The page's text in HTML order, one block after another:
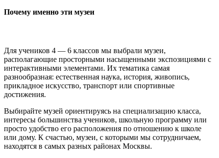
Почему именно эти музеи
Для учеников 4 — 6 классов мы выбрали музеи,
располагающие просторными насыщенными экспозициями с
интерактивными элементами. Их тематика самая
разнообразная: естественная наука, история, живопись,
прикладное искусство, транспорт или спортивные
достижения.
Выбирайте музей ориентируясь на специализацию класса,
интересы большинства учеников, школьную программу или
просто удобство его расположения по отношению к школе
или дому. К счастью, музеи, с которыми мы сотрудничаем,
находятся в самых разных районах Москвы.